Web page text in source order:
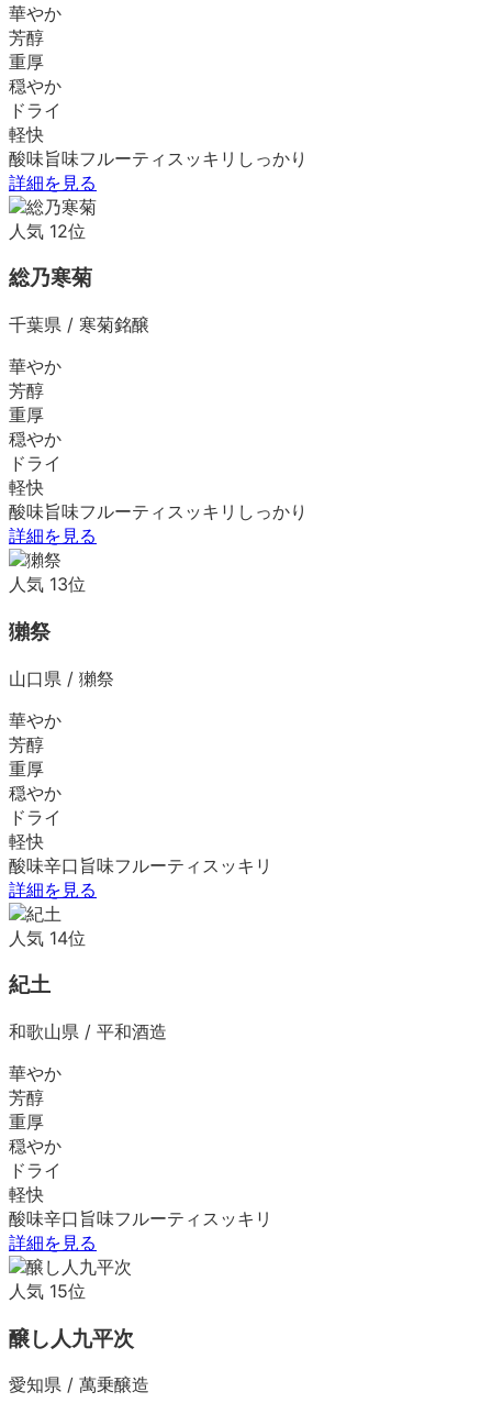
華やか
芳醇
重厚
穏やか
ドライ
軽快
酸味旨味フルーティ スッキリ しっかり
詳細を見る
人気 12位
総乃寒菊
千葉県 / 寒菊銘醸
華やか
芳醇
重厚
穏やか
ドライ
軽快
酸味旨味フルーティ スッキリ しっかり
詳細を見る
人気 13位
獺祭
山口県 / 獺祭
華やか
芳醇
重厚
穏やか
ドライ
軽快
酸味辛口 旨味フルーティ スッキリ
詳細を見る
人気 14位
紀土
和歌山県 / 平和酒造
華やか
芳醇
重厚
穏やか
ドライ
軽快
酸味辛口 旨味フルーティ スッキリ
詳細を見る
人気 15位
醸し人九平次
愛知県 / 萬乗醸造